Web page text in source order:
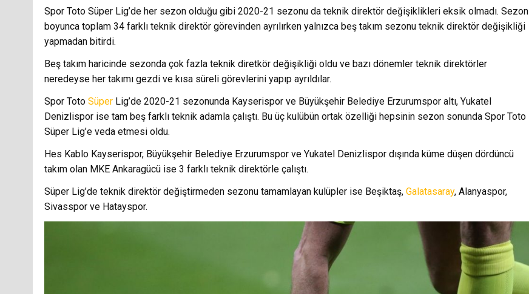
Spor Toto Süper Lig’de her sezon olduğu gibi 2020-21 sezonu da teknik direktör değişiklikleri eksik olmadı. Sezon
boyunca toplam 34 farklı teknik direktör görevinden ayrılırken yalnızca beş takım sezonu teknik direktör değişikliği
yapmadan bitirdi.
Beş takım haricinde sezonda çok fazla teknik diretkör değişikliği oldu ve bazı dönemler teknik direktörler
neredeyse her takımı gezdi ve kısa süreli görevlerini yapıp ayrıldılar.
Spor Toto Süper Lig’de 2020-21 sezonunda Kayserispor ve Büyükşehir Belediye Erzurumspor altı, Yukatel
Denizlispor ise tam beş farklı teknik adamla çalıştı. Bu üç kulübün ortak özelliği hepsinin sezon sonunda Spor Toto
Süper Lig’e veda etmesi oldu.
Hes Kablo Kayserispor, Büyükşehir Belediye Erzurumspor ve Yukatel Denizlispor dışında küme düşen dördüncü
takım olan MKE Ankaragücü ise 3 farklı teknik direktörle çalıştı.
Süper Lig’de teknik direktör değiştirmeden sezonu tamamlayan kulüpler ise Beşiktaş, Galatasaray, Alanyaspor,
Sivasspor ve Hatayspor.